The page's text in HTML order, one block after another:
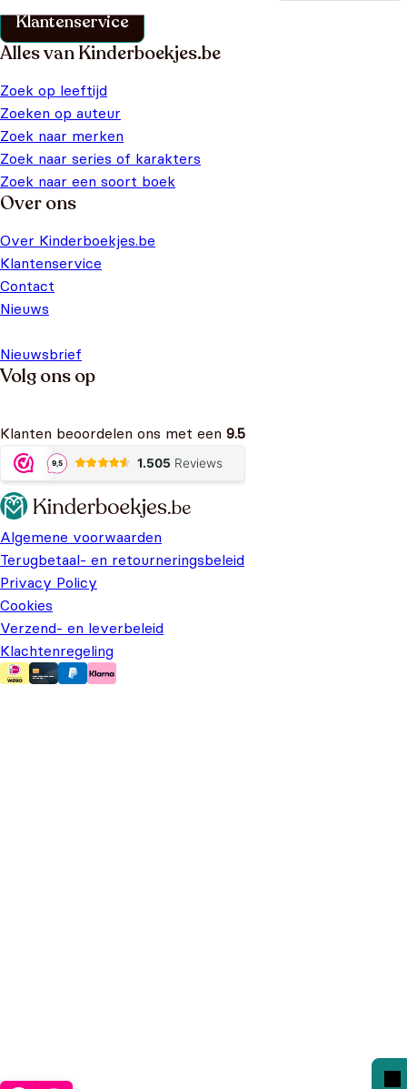
Klantenservice
Alles van Kinderboekjes.be
Zoek op leeftijd
Zoeken op auteur
Zoek naar merken
Zoek naar series of karakters
Zoek naar een soort boek
Over ons
Over Kinderboekjes.be
Klantenservice
Contact
Nieuws
Nieuwsbrief
Volg ons op
Klanten beoordelen ons met een 9.5
Algemene voorwaarden
Terugbetaal- en retourneringsbeleid
Privacy Policy
Cookies
Verzend- en leverbeleid
Klachtenregeling